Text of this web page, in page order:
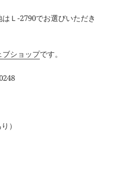
はＬ-2790でお選びいただき
ショップです。
）